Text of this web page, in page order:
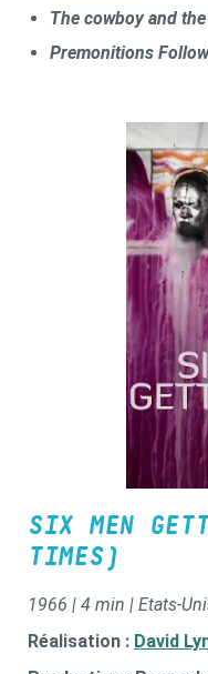
The cowboy and
Premonitions
SIX MEN
TIMES)
1966 | 4 min | Etats-
Réalisation : David